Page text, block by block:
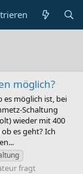
möglich?
es möglich ist, bei
Schaltung
wieder mit 400
es geht? Ich
fragt